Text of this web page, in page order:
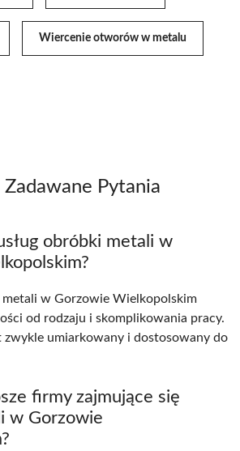
Wiercenie otworów w metalu
Zadawane Pytania
obróbki metali w
metali w Gorzowie Wielkopolskim
od rodzaju i skomplikowania pracy.
zwykle umiarkowany i dostosowany do
firmy zajmujące się
w Gorzowie